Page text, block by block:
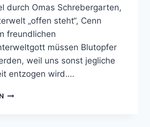
durch Omas Schrebergarten,
„offen steht“, Cenn
freundlichen
müssen Blutopfer
weil uns sonst jegliche
entzogen wird….
WENN